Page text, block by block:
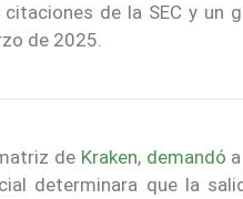
de la SEC y un
de 2025.
de Kraken, demandó
determinara que la